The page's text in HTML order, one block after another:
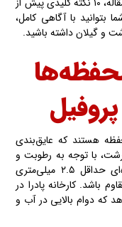
بتوانید با آگاهی کامل،
و گیلان داشته باشید.
وین‌تک معمولاً دارای ۳ تا ۵ محفظه هستند که عایق‌بندی
با توجه به رطوبت و
بارندگی‌های شدید، انتخاب پروفیل با دیواره‌ای حداقل ۲.۵ میلی‌متری
باشد. کارخانه پادرا در
که دوام بالایی در آب و